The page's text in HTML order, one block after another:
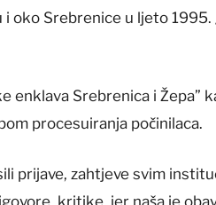
i oko Srebrenice u ljeto
enklava Srebrenica i Žepa”
procesuiranja počinilaca.
prijave, zahtjeve svim